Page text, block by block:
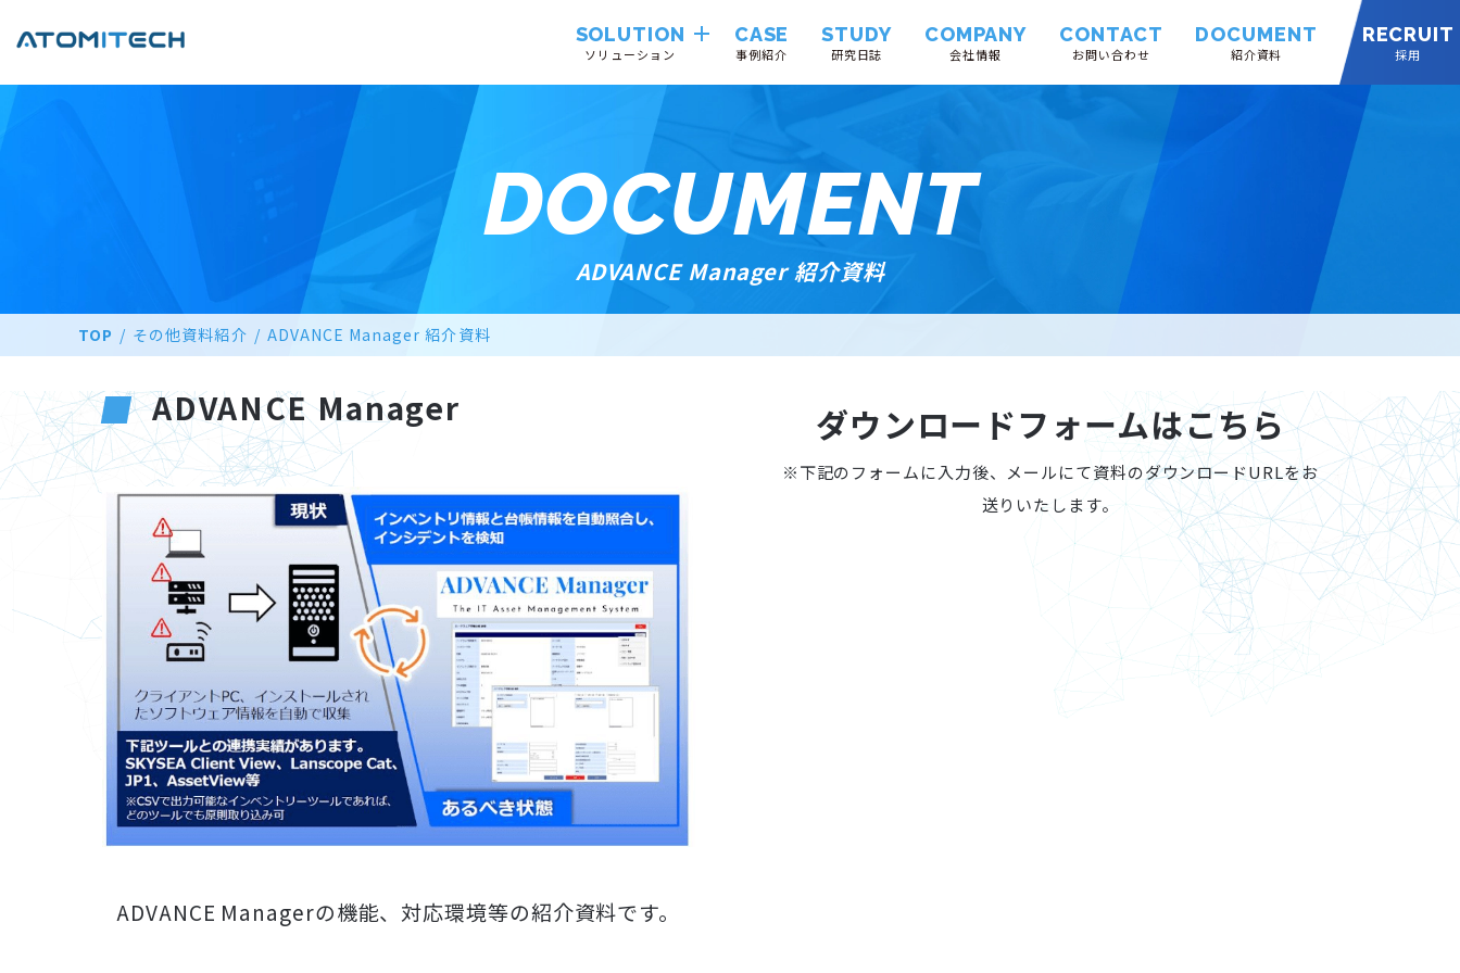
SOLUTION
ソリューション
Hinemos
VendorTrustLink
System
Integration
CASE
事例紹介
STUDY
研究日誌
COMPANY
会社情報
CONTACT
お問い合わせ
DOCUMENT
紹介資料
RECRUIT
採用
DOCUMENT
ADVANCE Manager 紹介資料
TOP その他資料紹介 ADVANCE Manager 紹介資料
ADVANCE Manager
ADVANCE Managerの機能、対応環境等の紹介資料です。
ダウンロードフォームはこちら
※下記のフォームに入力後、メールにて資料のダウンロードURLをお
送りいたします。